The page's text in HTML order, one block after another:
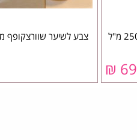
קרם עיצוב לגמישות וברק | 250 מ"ל
69 ₪
צבע לשיער שוורצקופף